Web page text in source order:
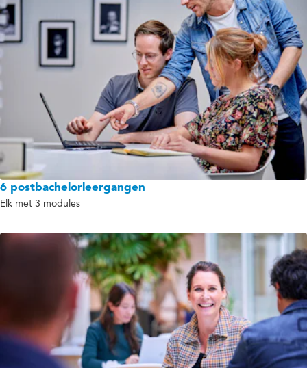
6 postbachelorleergangen
Elk met 3 modules